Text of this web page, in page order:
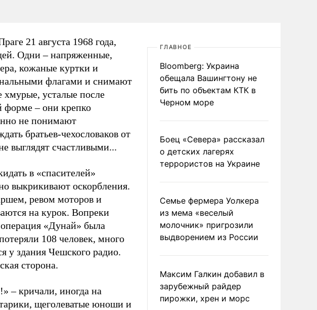
21 августа 1968 года,
Одни – напряженные,
кожаные куртки и
флагами и снимают
усталые после
форме – они крепко
не понимают
братьев-чехословаков от
выглядят счастливыми...
в «спасителей»
выкрикивают оскорбления.
ревом моторов и
на курок. Вопреки
«Дунай» была
108 человек, много
у здания Чешского радио.
сторона.
– кричали, иногда на
щеголеватые юноши и
ГЛАВНОЕ
Bloomberg: Украина
обещала Вашингтону не
бить по объектам КТК в
Черном море
Боец «Севера» рассказал
о детских лагерях
террористов на Украине
Семье фермера Уолкера
из мема «веселый
молочник» пригрозили
выдворением из России
Максим Галкин добавил в
зарубежный райдер
пирожки, хрен и морс